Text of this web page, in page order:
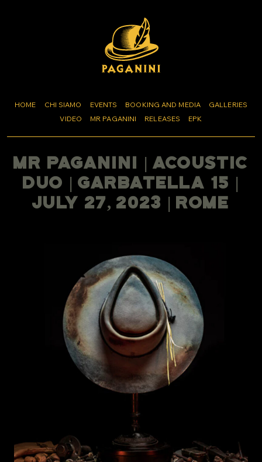
HOME CHI SIAMO EVENTS BOOKING AND MEDIA
GALLERIES
VIDEO
MR PAGANINI RELEASES EPK
Mr Paganini | Acoustic
Duo | Garbatella 15 |
July 27, 2023 | Rome